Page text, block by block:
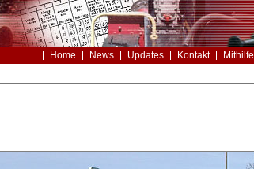
Home News Updates Kontakt Mithilfe